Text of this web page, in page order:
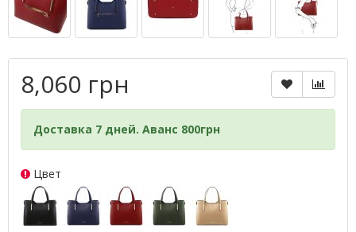
8,060 грн
Доставка 7 дней. Аванс 800грн
Цвет